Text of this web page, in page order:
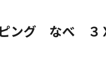
ング なべ ３